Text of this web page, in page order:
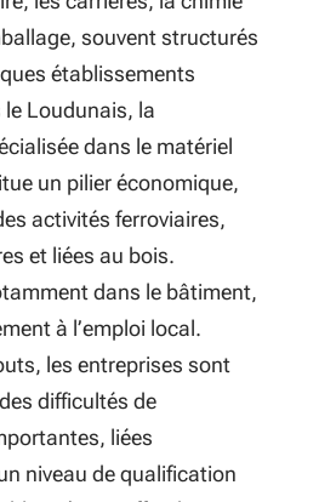
souvent structurés
établissements
Loudunais, la
dans le matériel
un pilier économique,
activités ferroviaires,
et liées au bois.
dans le bâtiment,
à l’emploi local.
les entreprises sont
difficultés de
liées
niveau de qualification